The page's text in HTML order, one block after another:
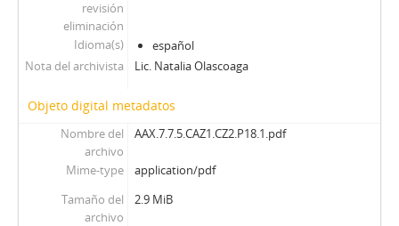
revisión
eliminación
Idioma(s)
español
Nota del archivista
Lic. Natalia Olascoaga
Objeto digital metadatos
Nombre del
archivo
AAX.7.7.5.CAZ1.CZ2.P18.1.pdf
Mime-type
application/pdf
Tamaño del
archivo
2.9 MiB